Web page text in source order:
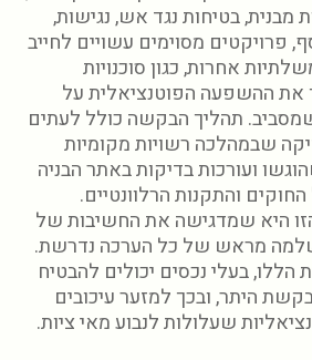
בטיחות נגד אש, נגישות,
פרויקטים מסוימים עשויים לחייב
אחרות, כגון סוכנויות
את ההשפעה הפוטנציאלית על
תהליך הבקשה כולל לעתים
שבמהלכה רשויות מקומיות
ועורכות בדיקות באתר הבניה
והתקנות הרלוונטיים.
היא שמדגישה את החשיבות של
מראש של כל הערכה נדרשת.
הללו, בעלי נכסים יכולים להבטיח
היתר, ובכך למזער עיכובים
שעלולות לנבוע מאי ציות.